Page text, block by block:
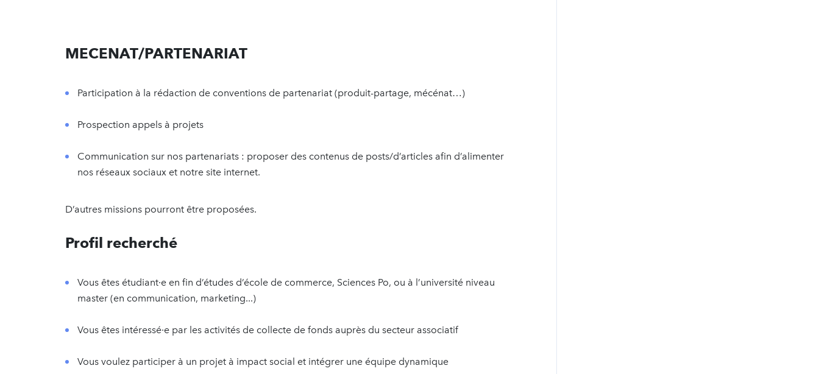
MECENAT/PARTENARIAT
Participation à la rédaction de conventions de partenariat (produit-partage, mécénat…)
Prospection appels à projets
Communication sur nos partenariats : proposer des contenus de posts/d’articles afin d’alimenter
nos réseaux sociaux et notre site internet.
D’autres missions pourront être proposées.
Profil recherché
Vous êtes étudiant·e en fin d’études d’école de commerce, Sciences Po, ou à l’université niveau
master (en communication, marketing...)
Vous êtes intéressé·e par les activités de collecte de fonds auprès du secteur associatif
Vous voulez participer à un projet à impact social et intégrer une équipe dynamique